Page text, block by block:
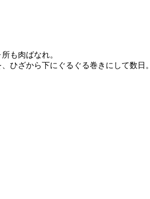
も肉ばなれ。
ひざから下にぐるぐる巻きにして数日。